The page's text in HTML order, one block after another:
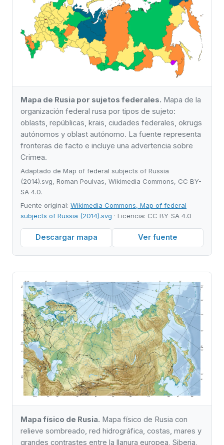
Mapa de Rusia por sujetos federales. Mapa de la
organización federal rusa por tipos de sujeto:
oblasts, repúblicas, krais, ciudades federales, okrugs
autónomos y oblast autónomo. La fuente representa
fronteras de facto e incluye una advertencia sobre
Crimea.
Adaptado de Map of federal subjects of Russia
(2014).svg, Roman Poulvas, Wikimedia Commons, CC BY-
SA 4.0.
Fuente original: Wikimedia Commons, Map of federal
subjects of Russia (2014).svg · Licencia: CC BY-SA 4.0
Descargar mapa Ver fuente
Mapa físico de Rusia. Mapa físico de Rusia con
relieve sombreado, red hidrográfica, costas, mares y
grandes contrastes entre la llanura europea, Siberia,